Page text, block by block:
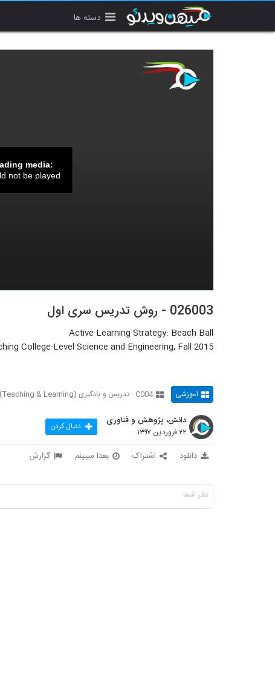
دسته ها
media:
not be played
026003 - روش تدریس سری اول
Active Learning Strategy: Beach Ball
College-Level Science and Engineering, Fall 2015
آموزشی C004 - تدریس و یادگیری (Teaching & Learning)
دانش، پژوهش و فناوری
۲۲ فروردین ۱۳۹۷ دنبال کردن
دانلود اشتراک بعدا میبینم گزارش